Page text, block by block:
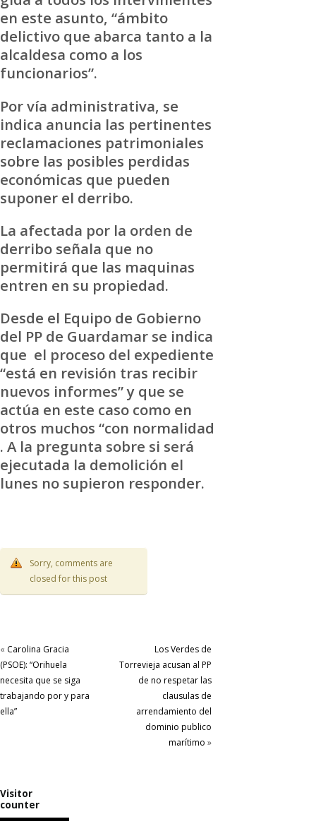
en este asunto, “ámbito
delictivo que abarca tanto a la
alcaldesa como a los
funcionarios”.
Por vía administrativa, se
indica anuncia las pertinentes
reclamaciones patrimoniales
sobre las posibles perdidas
económicas que pueden
suponer el derribo.
La afectada por la orden de
derribo señala que no
permitirá que las maquinas
entren en su propiedad.
Desde el Equipo de Gobierno
del PP de Guardamar se indica
que el proceso del expediente
“está en revisión tras recibir
nuevos informes” y que se
actúa en este caso como en
otros muchos “con normalidad
. A la pregunta sobre si será
ejecutada la demolición el
lunes no supieron responder.
Sorry, comments are
closed for this post
« Carolina Gracia
(PSOE): “Orihuela
necesita que se siga
trabajando por y para
ella”
Los Verdes de
Torrevieja acusan al PP
de no respetar las
clausulas de
arrendamiento del
dominio publico
marítimo »
Visitor
counter